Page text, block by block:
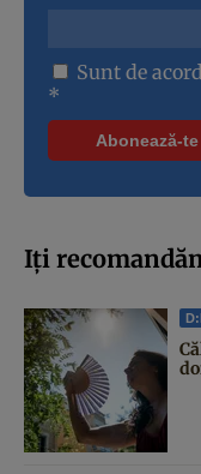
Sunt de
*
Iți